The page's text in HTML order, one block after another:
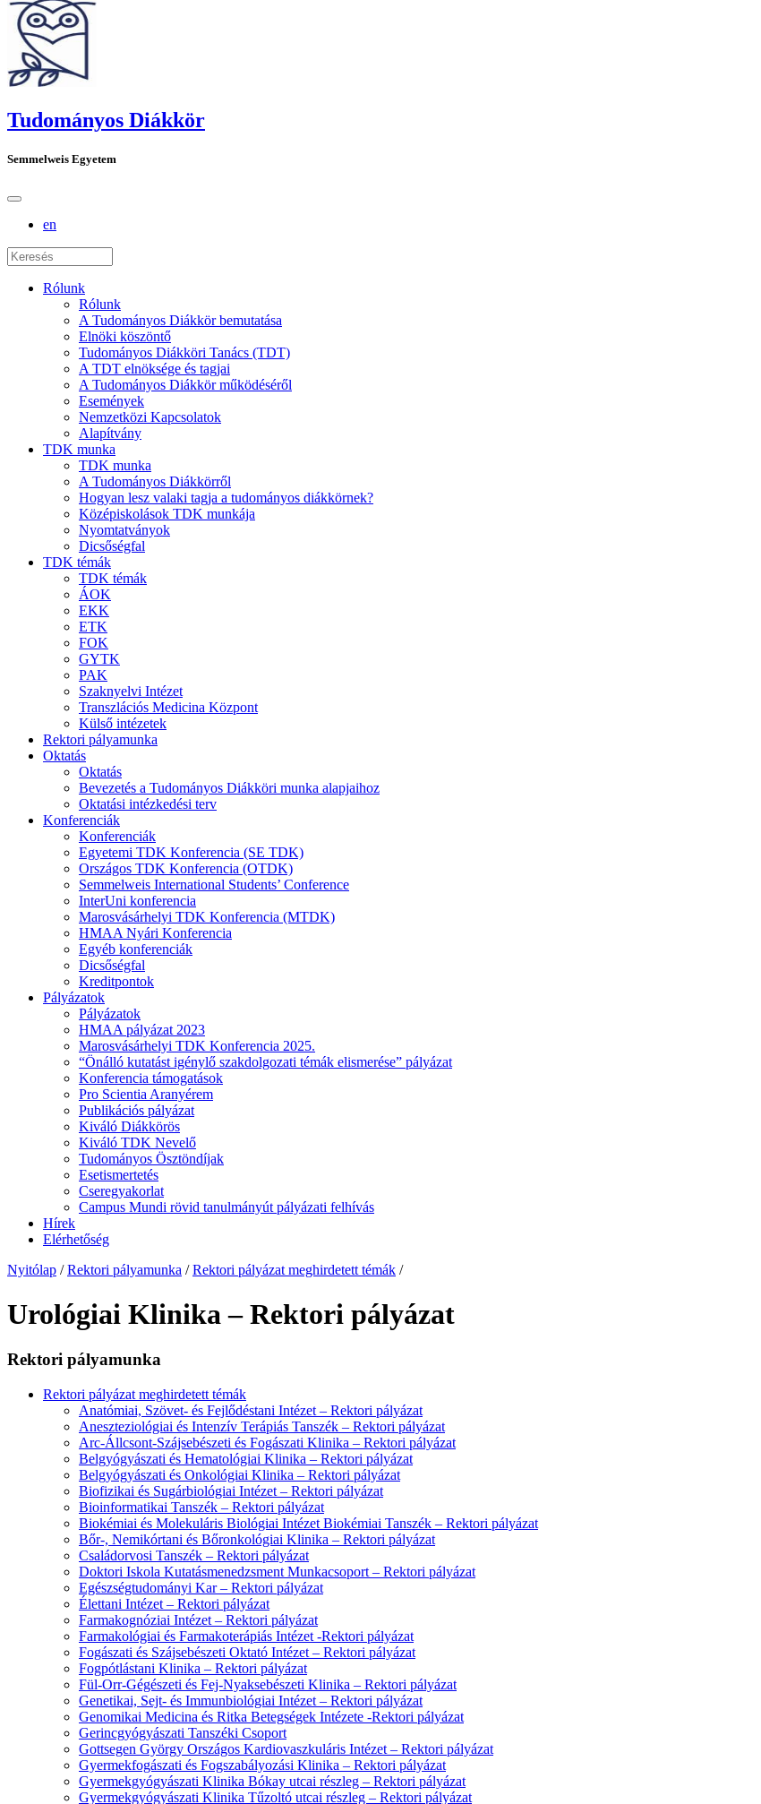
Tudományos Diákkör
Semmelweis Egyetem
en
Rólunk
Rólunk
A Tudományos Diákkör bemutatása
Elnöki köszöntő
Tudományos Diákköri Tanács (TDT)
A TDT elnöksége és tagjai
A Tudományos Diákkör működéséről
Események
Nemzetközi Kapcsolatok
Alapítvány
TDK munka
TDK munka
A Tudományos Diákkörről
Hogyan lesz valaki tagja a tudományos diákkörnek?
Középiskolások TDK munkája
Nyomtatványok
Dicsőségfal
TDK témák
TDK témák
ÁOK
EKK
ETK
FOK
GYTK
PAK
Szaknyelvi Intézet
Transzlációs Medicina Központ
Külső intézetek
Rektori pályamunka
Oktatás
Oktatás
Bevezetés a Tudományos Diákköri munka alapjaihoz
Oktatási intézkedési terv
Konferenciák
Konferenciák
Egyetemi TDK Konferencia (SE TDK)
Országos TDK Konferencia (OTDK)
Semmelweis International Students’ Conference
InterUni konferencia
Marosvásárhelyi TDK Konferencia (MTDK)
HMAA Nyári Konferencia
Egyéb konferenciák
Dicsőségfal
Kreditpontok
Pályázatok
Pályázatok
HMAA pályázat 2023
Marosvásárhelyi TDK Konferencia 2025.
“Önálló kutatást igénylő szakdolgozati témák elismerése” pályázat
Konferencia támogatások
Pro Scientia Aranyérem
Publikációs pályázat
Kiváló Diákkörös
Kiváló TDK Nevelő
Tudományos Ösztöndíjak
Esetismertetés
Cseregyakorlat
Campus Mundi rövid tanulmányút pályázati felhívás
Hírek
Elérhetőség
Nyitólap / Rektori pályamunka / Rektori pályázat meghirdetett témák /
Urológiai Klinika – Rektori pályázat
Rektori pályamunka
Rektori pályázat meghirdetett témák
Anatómiai, Szövet- és Fejlődéstani Intézet – Rektori pályázat
Aneszteziológiai és Intenzív Terápiás Tanszék – Rektori pályázat
Arc-Állcsont-Szájsebészeti és Fogászati Klinika – Rektori pályázat
Belgyógyászati és Hematológiai Klinika – Rektori pályázat
Belgyógyászati és Onkológiai Klinika – Rektori pályázat
Biofizikai és Sugárbiológiai Intézet – Rektori pályázat
Bioinformatikai Tanszék – Rektori pályázat
Biokémiai és Molekuláris Biológiai Intézet Biokémiai Tanszék – Rektori pályázat
Bőr-, Nemikórtani és Bőronkológiai Klinika – Rektori pályázat
Családorvosi Tanszék – Rektori pályázat
Doktori Iskola Kutatásmenedzsment Munkacsoport – Rektori pályázat
Egészségtudományi Kar – Rektori pályázat
Élettani Intézet – Rektori pályázat
Farmakognóziai Intézet – Rektori pályázat
Farmakológiai és Farmakoterápiás Intézet -Rektori pályázat
Fogászati és Szájsebészeti Oktató Intézet – Rektori pályázat
Fogpótlástani Klinika – Rektori pályázat
Fül-Orr-Gégészeti és Fej-Nyaksebészeti Klinika – Rektori pályázat
Genetikai, Sejt- és Immunbiológiai Intézet – Rektori pályázat
Genomikai Medicina és Ritka Betegségek Intézete -Rektori pályázat
Gerincgyógyászati Tanszéki Csoport
Gottsegen György Országos Kardiovaszkuláris Intézet – Rektori pályázat
Gyermekfogászati és Fogszabályozási Klinika – Rektori pályázat
Gyermekgyógyászati Klinika Bókay utcai részleg – Rektori pályázat
Gyermekgyógyászati Klinika Tűzoltó utcai részleg – Rektori pályázat